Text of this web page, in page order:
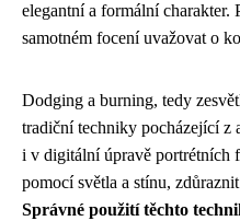
elegantní a formální
samotném focení uvažovat o
Dodging a burning, tedy
tradiční techniky pocházející z
i v digitální úpravě portrétních
pomocí světla a stínu,
Správné použití těchto